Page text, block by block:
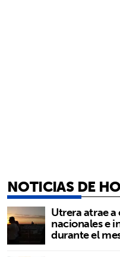
NOTICIAS DE
Utrera atrae
nacionales e
durante el